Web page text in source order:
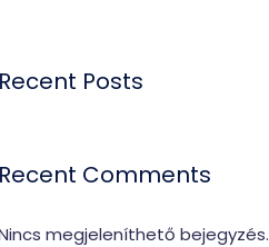
Recent Posts
Recent Comments
megjeleníthető bejegyzés.